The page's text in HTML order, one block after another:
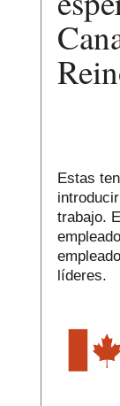
Estas
trabajo.
líderes.